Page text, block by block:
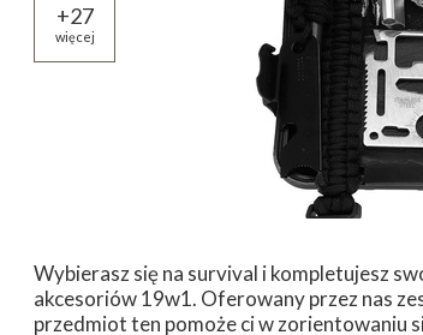
+27
więcej
Wybierasz się na survival i kompletujesz
akcesoriów 19w1. Oferowany przez nas
przedmiot ten pomoże ci w zorientowaniu